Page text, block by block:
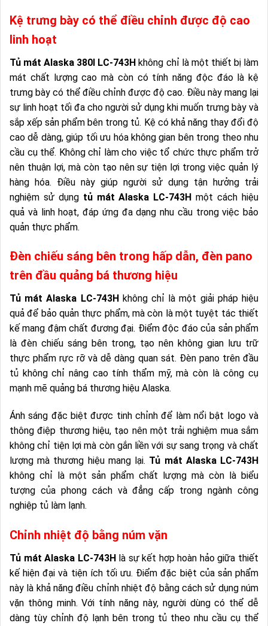
Kệ trưng bày có thể điều chỉnh được độ cao
linh hoạt
Tủ mát Alaska 380l LC-743H không chỉ là một thiết bị làm
mát chất lượng cao mà còn có tính năng độc đáo là kệ
trưng bày có thể điều chỉnh được độ cao. Điều này mang lại
sự linh hoạt tối đa cho người sử dụng khi muốn trưng bày và
sắp xếp sản phẩm bên trong tủ. Kệ có khả năng thay đổi độ
cao dễ dàng, giúp tối ưu hóa không gian bên trong theo nhu
cầu cụ thể. Không chỉ làm cho việc tổ chức thực phẩm trở
nên thuận lợi, mà còn tạo nên sự tiện lợi trong việc quản lý
hàng hóa. Điều này giúp người sử dụng tận hưởng trải
nghiệm sử dụng tủ mát Alaska LC-743H một cách hiệu
quả và linh hoạt, đáp ứng đa dạng nhu cầu trong việc bảo
quản thực phẩm.
Đèn chiếu sáng bên trong hấp dẫn, đèn pano
trên đầu quảng bá thương hiệu
Tủ mát Alaska LC-743H không chỉ là một giải pháp hiệu
quả để bảo quản thực phẩm, mà còn là một tuyệt tác thiết
kế mang đậm chất đương đại. Điểm độc đáo của sản phẩm
là đèn chiếu sáng bên trong, tạo nên không gian lưu trữ
thực phẩm rực rỡ và dễ dàng quan sát. Đèn pano trên đầu
tủ không chỉ nâng cao tính thẩm mỹ, mà còn là công cụ
mạnh mẽ quảng bá thương hiệu Alaska.
Ánh sáng đặc biệt được tinh chỉnh để làm nổi bật logo và
thông điệp thương hiệu, tạo nên một trải nghiệm mua sắm
không chỉ tiện lợi mà còn gắn liền với sự sang trọng và chất
lượng mà thương hiệu mang lại. Tủ mát Alaska LC-743H
không chỉ là một sản phẩm chất lượng mà còn là biểu
tượng của phong cách và đẳng cấp trong ngành công
nghiệp tủ làm lạnh.
Chỉnh nhiệt độ bằng núm vặn
Tủ mát Alaska LC-743Hlà sự kết hợp hoàn hảo giữa thiết
kế hiện đại và tiện ích tối ưu. Điểm đặc biệt của sản phẩm
này là khả năng điều chỉnh nhiệt độ bằng cách sử dụng núm
vặn thông minh. Với tính năng này, người dùng có thể dễ
dàng tùy chỉnh độ lạnh bên trong tủ theo nhu cầu cụ thể